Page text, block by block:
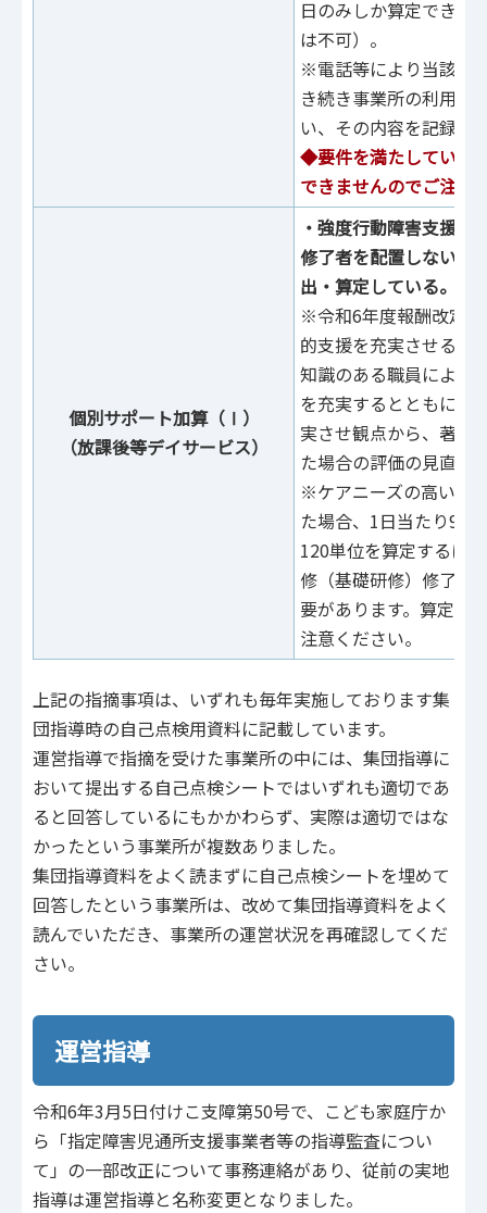
⽇のみしか算定できま
は不可）。
※電話等により当該利
き続き事業所の利⽤を
い、その内容を記録す
◆要件を満たしていな
できませんのでご注意
個別サポート加算（Ⅰ）
（放課後等デイサービス）
・強度行動障害支援者
修了者を配置しないで
出・算定している。
※令和6年度報酬改定
的支援を充実させる観
知識のある職員による
を充実するとともに、
実させ観点から、著し
た場合の評価の見直し
※ケアニーズの高い障
た場合、1日当たり90
120単位を算定するに
修（基礎研修）修了者
要があります。算定区
注意ください。
上記の指摘事項は、いずれも毎年実施しております集
団指導時の⾃⼰点検⽤資料に記載しています。
運営指導で指摘を受けた事業所の中には、集団指導に
おいて提出する⾃⼰点検シートではいずれも適切であ
ると回答しているにもかかわらず、実際は適切ではな
かったという事業所が複数ありました。
集団指導資料をよく読まずに⾃⼰点検シートを埋めて
回答したという事業所は、改めて集団指導資料をよく
読んでいただき、事業所の運営状況を再確認してくだ
さい。
運営指導
令和6年3月5日付けこ支障第50号で、こども家庭庁か
ら「指定障害児通所支援事業者等の指導監査につい
て」の一部改正について事務連絡があり、従前の実地
指導は運営指導と名称変更となりました。